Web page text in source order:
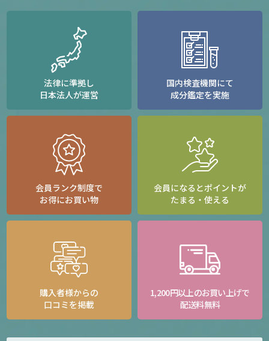
法律に準拠し
日本法人が運営
国内検査機関にて
成分鑑定を実施
会員ランク制度で
お得にお買い物
会員になるとポイントが
たまる・使える
購入者様からの
口コミを掲載
1,200円以上のお買い上げで
配送料無料